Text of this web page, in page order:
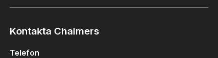
Kontakta Chalmers
Telefon